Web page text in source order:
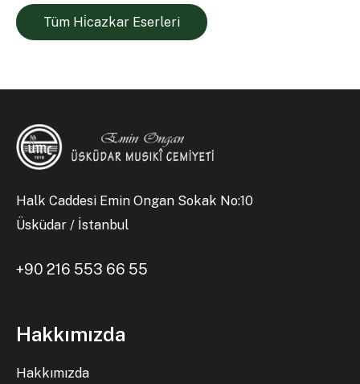
Tüm Hi̇cazkar Eserleri
Halk Caddesi Emin Ongan Sokak No:10
Üsküdar / İstanbul
+90 216 553 66 55
Hakkımızda
Hakkımızda